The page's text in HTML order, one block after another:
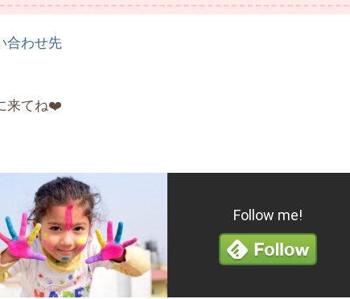
合わせ先
来てね❤️
Follow me!